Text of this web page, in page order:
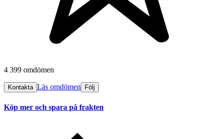
4 399 omdömen
Kontakta Läs omdömen Följ
Köp mer och spara på frakten